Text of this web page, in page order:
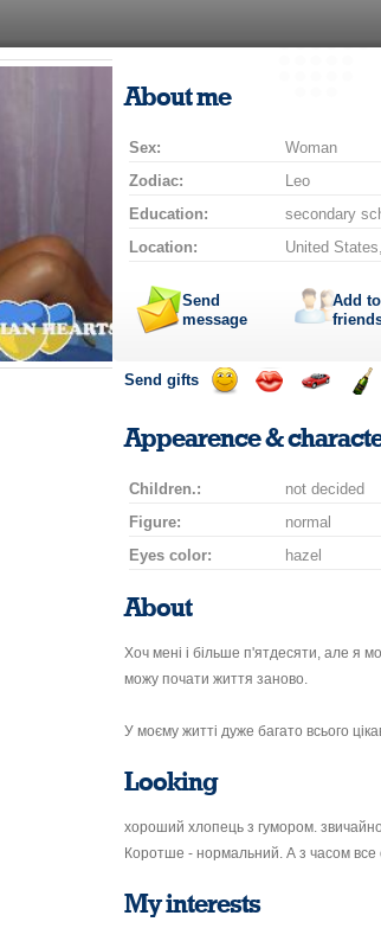
About me
Sex: Woman
Zodiac:
Leo
Education:
secondary
Location:
United
Send
message
Add
Send gifts
kiss
for
a
drive
Appearence &
Children.: not decided
Figure:
normal
Eyes color:
hazel
About
Хоч мені і більше п'ятдесяти, але я
можу почати життя заново.
У моєму житті дуже багато всього
Looking
хороший хлопець з гумором.
Коротше - нормальний. А з часом все
My interests